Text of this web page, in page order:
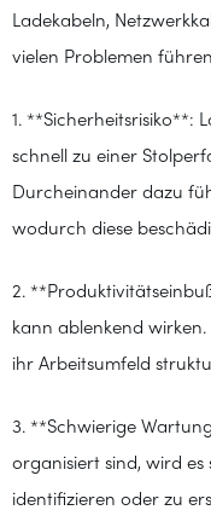
Ladekabeln,
vielen Problemen
1. **Sicherheitsrisiko**:
schnell zu einer
Durcheinander dazu
wodurch diese
2.
kann ablenkend
ihr Arbeitsumfeld
3. **Schwierige
organisiert sind, wird es
identifizieren oder zu